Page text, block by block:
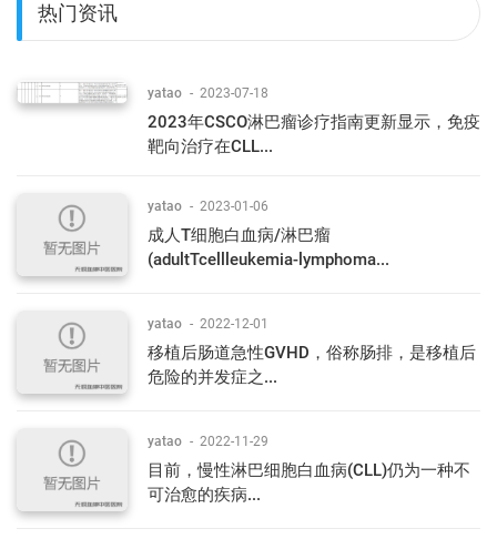
热门资讯
yatao - 2023-07-18
2023年CSCO淋巴瘤诊疗指南更新显示，免疫
靶向治疗在CLL...
yatao - 2023-01-06
成人T细胞白血病/淋巴瘤
(adultTcellleukemia-lymphoma...
yatao - 2022-12-01
移植后肠道急性GVHD，俗称肠排，是移植后
危险的并发症之...
yatao - 2022-11-29
目前，慢性淋巴细胞白血病(CLL)仍为一种不
可治愈的疾病...